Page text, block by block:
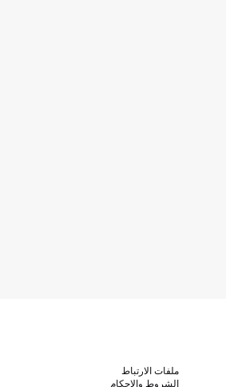
ملفات الارتباط
الشروط والاحكام